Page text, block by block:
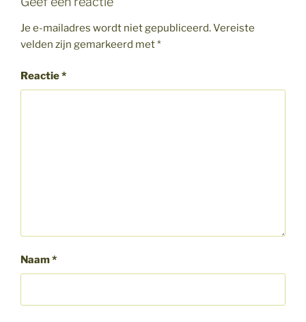
Je e-mailadres wordt niet gepubliceerd.Vereiste
velden zijn gemarkeerd met*
Reactie*
Naam*